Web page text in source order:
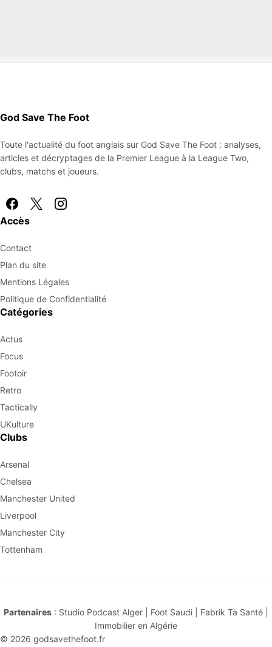
God Save The Foot
Toute l'actualité du foot anglais sur God Save The Foot : analyses,
articles et décryptages de la Premier League à la League Two,
clubs, matchs et joueurs.
Accès
Contact
Plan du site
Mentions Légales
Politique de Confidentialité
Catégories
Actus
Focus
Footoir
Retro
Tactically
UKulture
Clubs
Arsenal
Chelsea
Manchester United
Liverpool
Manchester City
Tottenham
© 2026 godsavethefoot.fr
Partenaires : Studio Podcast Alger Foot Saudi Fabrik Ta Santé
Immobilier en Algérie